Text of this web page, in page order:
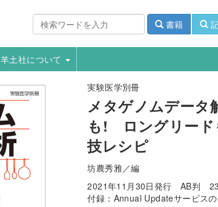
書籍
羊土社について
実験医学別冊
メタゲノムデー
も! ロングリー
技レシピ
坊農秀雅／編
2021年11月30日発行
AB判
付録：Annual Updateサービス